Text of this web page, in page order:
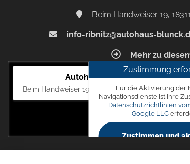
Beim Handweiser 19,
info-ribnitz@autohaus-
Mehr zu
Autohaus Blunck
Beim Handweiser 19, 18311 Ribnitz-Damgarten
Zustimmung
Für die Aktivierung der
Navigationsdienste ist Ihre
Datenschutzrichtlinien
Google LLC
Zustimmen und